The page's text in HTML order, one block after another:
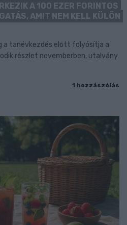
A 100 EZER FORINTOS
AMIT NEM KELL KÜLÖN
a tanévkezdés előtt folyósítja a
részlet novemberben, utalvány
1 hozzászólás